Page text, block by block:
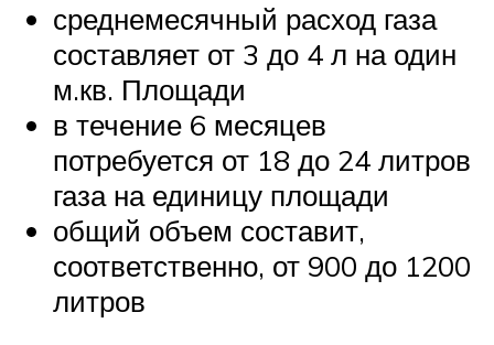
среднемесячный расход газа
составляет от 3 до 4 л на один
м.кв. Площади
в течение 6 месяцев
потребуется от 18 до 24 литров
газа на единицу площади
общий объем составит,
соответственно, от 900 до 1200
литров